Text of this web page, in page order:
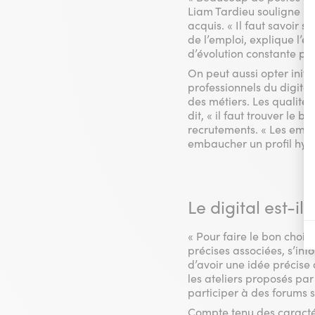
Liam Tardieu souligne
acquis. « Il faut savoir
de l’emploi, explique
d’évolution constante
On peut aussi opter
professionnels du
des métiers. Les
dit, « il faut trouver le
recrutements. « Les
embaucher un profil
Le digital est-il
« Pour faire le bon
précises associées,
d’avoir une idée
les ateliers proposés
participer à des forums
Compte tenu des